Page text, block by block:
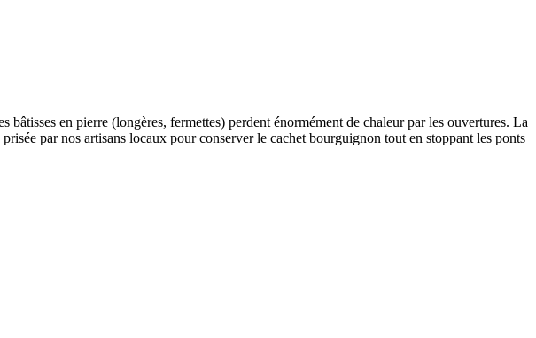
en pierre (longères, fermettes) perdent énormément de chaleur par les ouvertures. La
par nos artisans locaux pour conserver le cachet bourguignon tout en stoppant les ponts